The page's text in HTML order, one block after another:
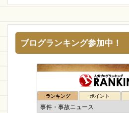
ブログランキング参加中！
ランキング ポイント